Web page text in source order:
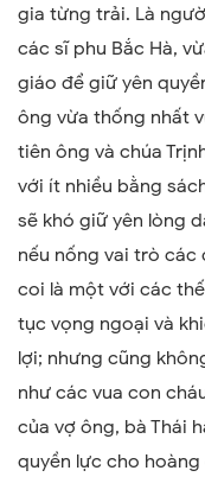
gia từng trải. Là
các sĩ phu Bắc Hà,
giáo để giữ yên
ông vừa thống nhất
tiên ông và chúa
với ít nhiều bằng
sẽ khó giữ yên lòng
nếu nống vai trò
coi là một với các
tục vọng ngoại và
lợi; nhưng cũng
như các vua con
của vợ ông, bà Thái
quyền lực cho hoàng